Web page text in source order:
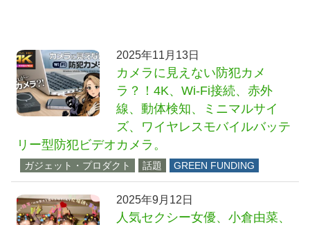
2025年11月13日
カメラに見えない防犯カメ
ラ？！4K、Wi-Fi接続、赤外
線、動体検知、ミニマルサイ
ズ、ワイヤレスモバイルバッテ
リー型防犯ビデオカメラ。
ガジェット・プロダクト 話題 GREEN FUNDING
2025年9月12日
人気セクシー女優、小倉由菜、